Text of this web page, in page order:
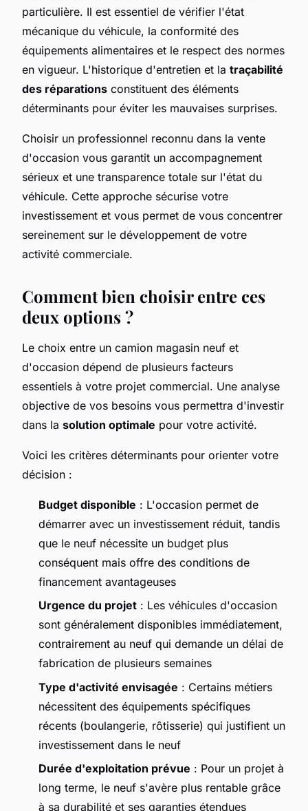
particulière. Il est essentiel de vérifier l'état
mécanique du véhicule, la conformité des
équipements alimentaires et le respect des normes
en vigueur. L'historique d'entretien et la traçabilité
des réparations constituent des éléments
déterminants pour éviter les mauvaises surprises.
Choisir un professionnel reconnu dans la vente
d'occasion vous garantit un accompagnement
sérieux et une transparence totale sur l'état du
véhicule. Cette approche sécurise votre
investissement et vous permet de vous concentrer
sereinement sur le développement de votre
activité commerciale.
Comment bien choisir entre ces
deux options ?
Le choix entre un camion magasin neuf et
d'occasion dépend de plusieurs facteurs
essentiels à votre projet commercial. Une analyse
objective de vos besoins vous permettra d'investir
dans la solution optimale pour votre activité.
Voici les critères déterminants pour orienter votre
décision :
Budget disponible : L'occasion permet de
démarrer avec un investissement réduit, tandis
que le neuf nécessite un budget plus
conséquent mais offre des conditions de
financement avantageuses
Urgence du projet : Les véhicules d'occasion
sont généralement disponibles immédiatement,
contrairement au neuf qui demande un délai de
fabrication de plusieurs semaines
Type d'activité envisagée : Certains métiers
nécessitent des équipements spécifiques
récents (boulangerie, rôtisserie) qui justifient un
investissement dans le neuf
Durée d'exploitation prévue : Pour un projet à
long terme, le neuf s'avère plus rentable grâce
à sa durabilité et ses garanties étendues